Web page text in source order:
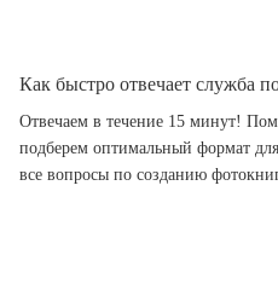
Как быстро отвечает служба
Отвечаем в течение 15 минут!
подберем оптимальный формат
все вопросы по созданию